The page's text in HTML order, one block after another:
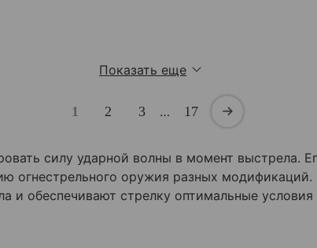
Показать еще
1 2 3 … 17
силу ударной волны в момент выстрела.
огнестрельного оружия разных
и обеспечивают стрелку оптимальные